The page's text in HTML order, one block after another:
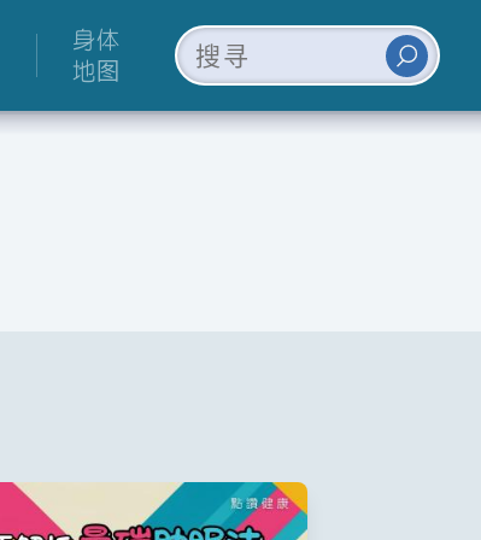
身体
地图